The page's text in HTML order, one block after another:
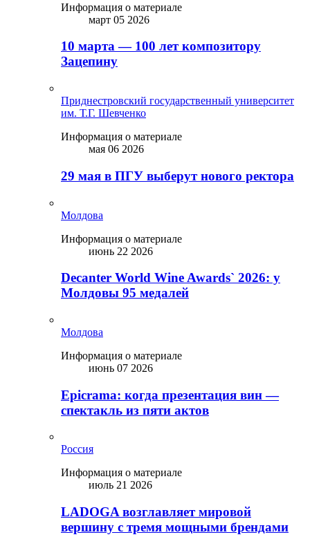
Информация о материале
март 05 2026
10 марта — 100 лет композитору
Зацепину
Приднестровский государственный университет
им. Т.Г. Шевченко
Информация о материале
мая 06 2026
29 мая в ПГУ выберут нового ректора
Молдова
Информация о материале
июнь 22 2026
Decanter World Wine Awards` 2026: у
Молдовы 95 медалей
Молдова
Информация о материале
июнь 07 2026
Epicrama: когда презентация вин —
спектакль из пяти актов
Россия
Информация о материале
июль 21 2026
LADOGA возглавляет мировой
вершину с тремя мощными брендами